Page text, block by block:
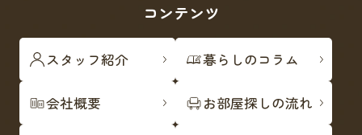
コンテンツ
スタッフ紹介 暮らしのコラム
会社概要 お部屋探しの流れ